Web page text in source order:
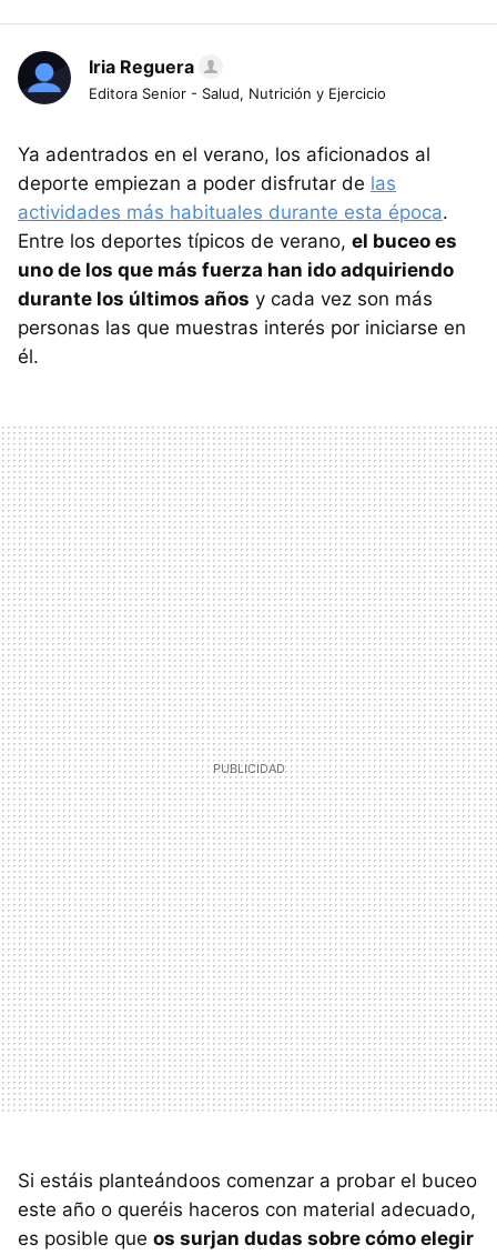
Iria Reguera
Editora Senior - Salud, Nutrición y Ejercicio
Ya adentrados en el verano, los aficionados al
deporte empiezan a poder disfrutar de las
actividades más habituales durante esta época.
Entre los deportes típicos de verano, el buceo es
uno de los que más fuerza han ido adquiriendo
durante los últimos años y cada vez son más
personas las que muestras interés por iniciarse en
él.
Si estáis planteándoos comenzar a probar el buceo
este año o queréis haceros con material adecuado,
es posible que os surjan dudas sobre cómo elegir